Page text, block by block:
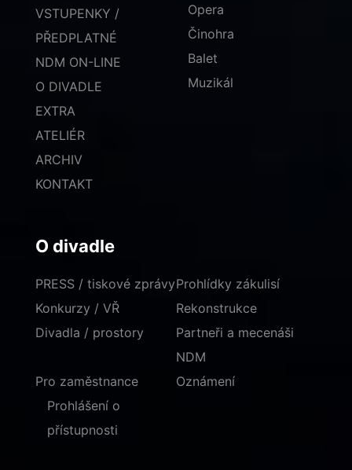
VSTUPENKY /
PŘEDPLATNÉ
NDM ON-LINE
O DIVADLE
EXTRA
ATELIÉR
ARCHIV
KONTAKT
Opera
Činohra
Balet
Muzikál
O divadle
PRESS / tiskové zprávy
Konkurzy / VŘ
Divadla / prostory
Prohlídky zákulisí
Rekonstrukce
Partneři a mecenáši
NDM
Pro zaměstnance
Oznámení
Prohlášení o
přístupnosti